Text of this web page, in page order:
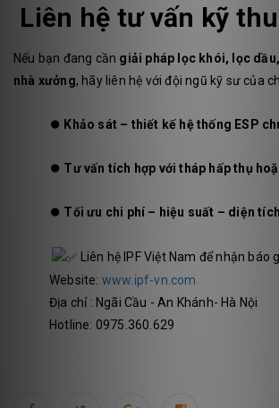
Liên hệ tư vấn kỹ
Nếu bạn đang cần giải pháp lọc khói, lọc
nhà xưởng, hãy liên hệ với đội ngũ kỹ sư của
⏺️ Khảo sát – thiết kế hệ thống ESP
⏺️ Tư vấn tích hợp với tháp hấp thụ
⏺️ Tối ưu chi phí – hiệu suất – diện
Liên hệ IPF Việt Nam để nhận báo
Website: www.ipf-vn.com
Địa chỉ : Ngãi Cầu - An Khánh- Hà Nội
Hotline: 0975.360.629